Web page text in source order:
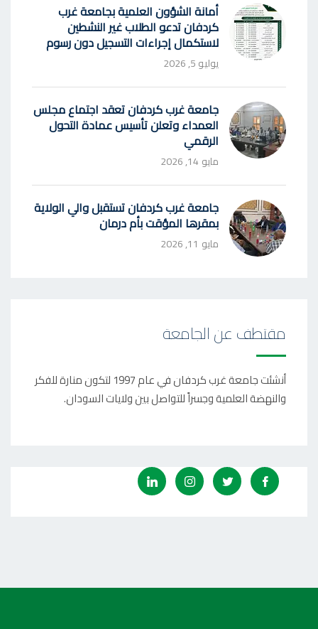
أمانة الشؤون العلمية بجامعة غرب
كردفان تدعو الطلاب غير النشطين
لاستكمال إجراءات التسجيل دون رسوم
يوليو 5, 2026
جامعة غرب كردفان تعقد اجتماع مجلس
العمداء وتعلن تأسيس عمادة التحول
الرقمي
مايو 14, 2026
جامعة غرب كردفان تستقبل والي الولاية
بمقرها المؤقت بأم درمان
مايو 11, 2026
مقتطف عن الجامعة
أنشئت جامعة غرب كردفان في عام 1997 لتكون منارة للفكر
والنهضة العلمية وجسراً للتواصل بين ولايات السودان.